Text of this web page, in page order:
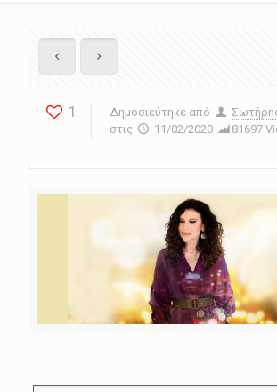
1 Δημοσιεύτηκε από
στις
11/02/2020 81697